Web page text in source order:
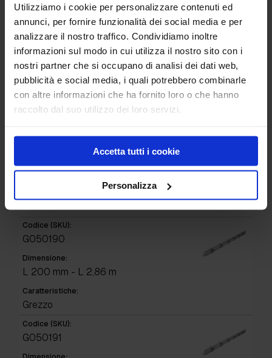
Utilizziamo i cookie per personalizzare contenuti ed
annunci, per fornire funzionalità dei social media e per
analizzare il nostro traffico. Condividiamo inoltre
informazioni sul modo in cui utilizza il nostro sito con i
nostri partner che si occupano di analisi dei dati web,
pubblicità e social media, i quali potrebbero combinarle
con altre informazioni che ha fornito loro o che hanno
raccolto dal suo utilizzo dei loro servizi.
Accetta tutti i cookie
Personalizza
Zincato
Codice (SKU):
G050188
Dimensione:
L 190 mm - L 2,86 m
Caratteristiche:
Grezzo
G050189
L 190 mm - L 2,86 m
Codice (SKU):
G050190
Dimensione:
L 200 mm - L 2,86 m
Caratteristiche:
Grezzo
Codice (SKU):
G050191